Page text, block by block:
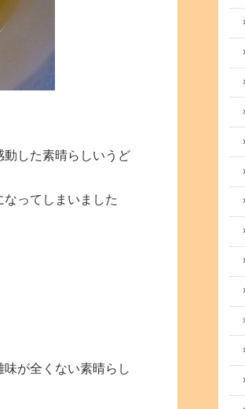
動した素晴らしいうど
ってしまいました
が全くない素晴らし